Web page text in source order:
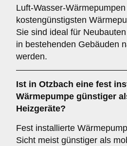
Luft-Wasser-
kostengünstigsten
Sie sind ideal für
in bestehenden Gebäuden
werden.
Ist in Otzbach eine fest
Wärmepumpe günstiger
Heizgeräte?
Fest installierte
Sicht meist günstiger als